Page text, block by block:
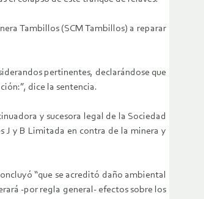
Tambillos (SCM Tambillos) a reparar
pertinentes, declarándose que
dice la sentencia.
y sucesora legal de la Sociedad
J y B Limitada en contra de la minera y
“que se acreditó daño ambiental
-por regla general- efectos sobre los